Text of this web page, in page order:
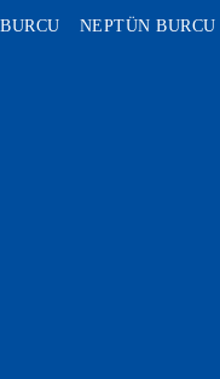
NEPTÜN BURCU